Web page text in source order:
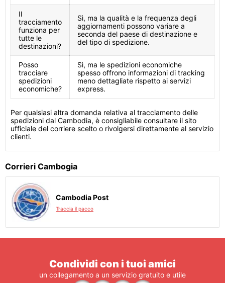
Il
tracciamento
funziona per
tutte le
destinazioni?
Sì, ma la qualità e la frequenza degli
aggiornamenti possono variare a
seconda del paese di destinazione e
del tipo di spedizione.
Posso
tracciare
spedizioni
economiche?
Sì, ma le spedizioni economiche
spesso offrono informazioni di tracking
meno dettagliate rispetto ai servizi
express.
Per qualsiasi altra domanda relativa al tracciamento delle
spedizioni dal Cambodia, è consigliabile consultare il sito
ufficiale del corriere scelto o rivolgersi direttamente al servizio
clienti.
Corrieri Cambogia
Cambodia Post
Traccia il pacco
Condividi con i tuoi amici
un collegamento a un servizio gratuito e utile